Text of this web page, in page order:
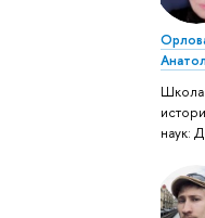
Школа
наук: